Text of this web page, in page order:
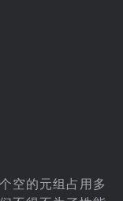
空的元组占用多